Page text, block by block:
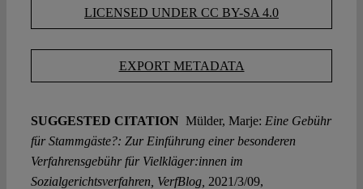
LICENSED UNDER CC BY-SA 4.0
EXPORT METADATA
SUGGESTED CITATION Mülder, Marje: Eine Gebühr
für Stammgäste?: Zur Einführung einer besonderen
Verfahrensgebühr für Vielkläger:innen im
Sozialgerichtsverfahren, VerfBlog, 2021/3/09,